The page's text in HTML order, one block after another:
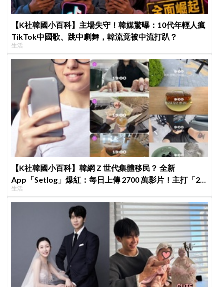
【K社韓國小百科】主場失守！韓媒驚曝：10代年輕人瘋
TikTok中國歌、跳中劇舞，韓流竟被中流打趴？
生活
【K社韓國小百科】韓網 Z 世代集體移民？ 全新
App「Setlog」爆紅：每日上傳 2700 萬影片！主打「2
秒超短 Vlog」逃離 IG 擺拍焦慮
生活